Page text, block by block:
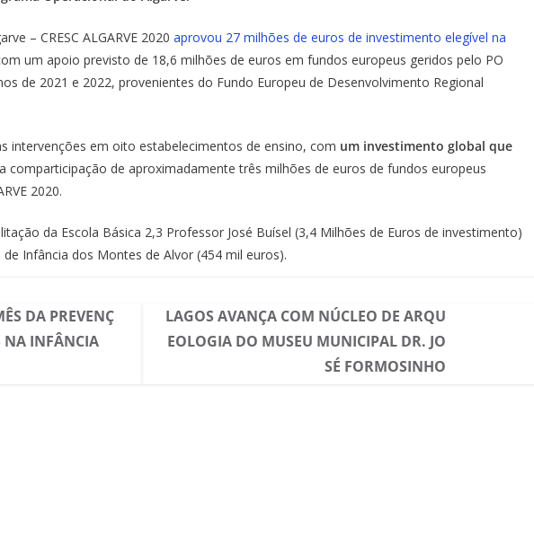
– CRESC ALGARVE 2020 aprovou 27 milhões de euros de investimento elegível na
um apoio previsto de 18,6 milhões de euros em fundos europeus geridos pelo PO
de 2021 e 2022, provenientes do Fundo Europeu de Desenvolvimento Regional
intervenções em oito estabelecimentos de ensino, com um investimento global que
comparticipação de aproximadamente três milhões de euros de fundos europeus
2020.
da Escola Básica 2,3 Professor José Buísel (3,4 Milhões de Euros de investimento)
Infância dos Montes de Alvor (454 mil euros).
DA PREVENÇ
NA INFÂNCIA
LAGOS AVANÇA COM NÚCLEO DE ARQU
EOLOGIA DO MUSEU MUNICIPAL DR. JO
SÉ FORMOSINHO